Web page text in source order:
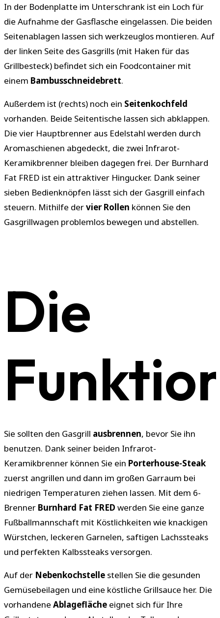
In der Bodenplatte im Unterschrank ist ein Loch für
die Aufnahme der Gasflasche eingelassen. Die beiden
Seitenablagen lassen sich werkzeuglos montieren. Auf
der linken Seite des Gasgrills (mit Haken für das
Grillbesteck) befindet sich ein Foodcontainer mit
einem Bambusschneidebrett.
Außerdem ist (rechts) noch ein Seitenkochfeld
vorhanden. Beide Seitentische lassen sich abklappen.
Die vier Hauptbrenner aus Edelstahl werden durch
Aromaschienen abgedeckt, die zwei Infrarot-
Keramikbrenner bleiben dagegen frei. Der Burnhard
Fat FRED ist ein attraktiver Hingucker. Dank seiner
sieben Bedienknöpfen lässt sich der Gasgrill einfach
steuern. Mithilfe dervier Rollen können Sie den
Gasgrillwagen problemlos bewegen und abstellen.
Die
Sie sollten den Gasgrill ausbrennen, bevor Sie ihn
benutzen. Dank seiner beiden Infrarot-
Keramikbrenner können Sie ein Porterhouse-Steak
zuerst angrillen und dann im großen Garraum bei
niedrigen Temperaturen ziehen lassen. Mit dem 6-
Brenner Burnhard Fat FRED werden Sie eine ganze
Fußballmannschaft mit Köstlichkeiten wie knackigen
Würstchen, leckeren Garnelen, saftigen Lachssteaks
und perfekten Kalbssteaks versorgen.
Auf der Nebenkochstelle stellen Sie die gesunden
Gemüsebeilagen und eine köstliche Grillsauce her. Die
vorhandene Ablagefläche eignet sich für Ihre